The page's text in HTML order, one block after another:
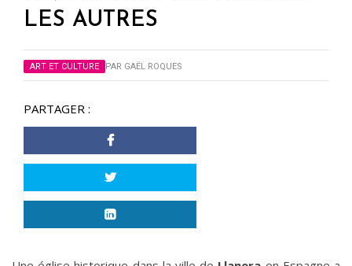
LES AUTRES
ART ET CULTURE PAR GAËL ROQUES
PARTAGER :